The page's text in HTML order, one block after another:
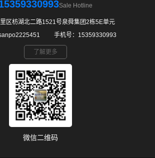
Sale Hotline
区枋湖北二路1521号泉舜集团2栋5E单元
ㅤ ㅤ手机号：15359330993
了解更多
微信二维码